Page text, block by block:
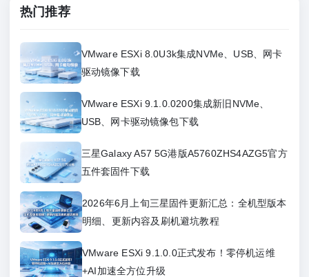
热门推荐
VMware ESXi 8.0U3k集成NVMe、USB、网卡
驱动镜像下载
VMware ESXi 9.1.0.0200集成新旧NVMe、
USB、网卡驱动镜像包下载
三星Galaxy A57 5G港版A5760ZHS4AZG5官方
五件套固件下载
2026年6月上旬三星固件更新汇总：全机型版本
明细、更新内容及刷机避坑教程
VMware ESXi 9.1.0.0正式发布！零停机运维
+AI加速全方位升级